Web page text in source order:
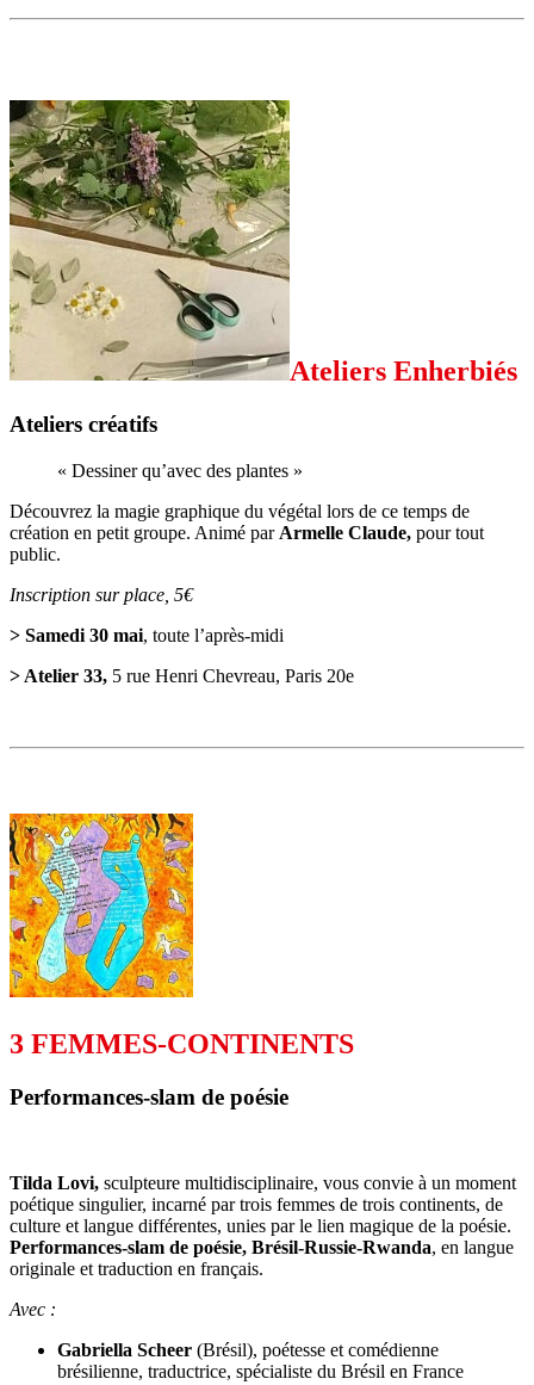
Ateliers Enherbiés
Ateliers créatifs
« Dessiner qu’avec des plantes »
Découvrez la magie graphique du végétal lors de ce temps de
création en petit groupe. Animé par Armelle Claude, pour tout
public.
Inscription sur place, 5€
> Samedi 30 mai, toute l’après-midi
> Atelier 33, 5 rue Henri Chevreau, Paris 20e
3 FEMMES-CONTINENTS
Performances-slam de poésie
Tilda Lovi, sculpteure multidisciplinaire, vous convie à un moment
poétique singulier, incarné par trois femmes de trois continents, de
culture et langue différentes, unies par le lien magique de la poésie.
Performances-slam de poésie, Brésil-Russie-Rwanda, en langue
originale et traduction en français.
Avec :
Gabriella Scheer (Brésil), poétesse et comédienne
brésilienne, traductrice, spécialiste du Brésil en France